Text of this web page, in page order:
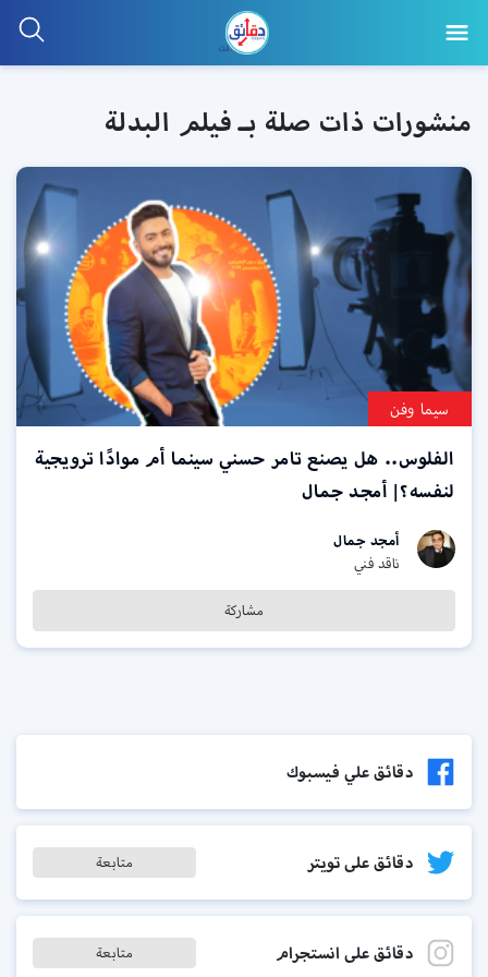
منشورات ذات صلة بـ فيلم البدلة
سيما وفن
الفلوس.. هل يصنع تامر حسني سينما أم موادًا ترويجية
لنفسه؟| أمجد جمال
أمجد جمال
ناقد فني
مشاركة
دقائق علي فيسبوك
دقائق على تويتر متابعة
دقائق على انستجرام متابعة